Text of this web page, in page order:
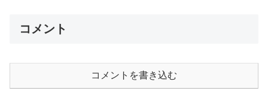
コメント
コメントを書き込む